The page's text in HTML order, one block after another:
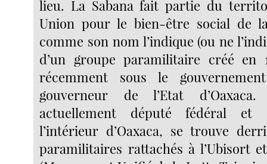
lieu. La Sabana fait partie du
Union pour le bien-être social de
comme son nom l’indique (ou ne
d’un groupe paramilitaire créé en
récemment sous le
gouverneur de l’Etat
actuellement député fédéral et
l’intérieur d’Oaxaca, se trouve
paramilitaires rattachés à l’Ubisort